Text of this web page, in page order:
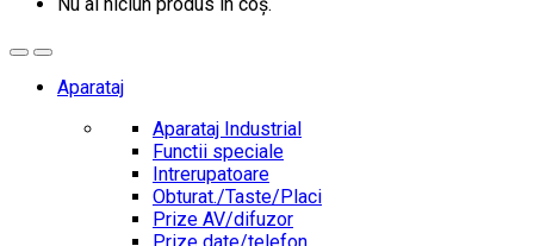
Aparataj
Aparataj Industrial
Functii speciale
Intrerupatoare
Obturat./Taste/Placi
Prize AV/difuzor